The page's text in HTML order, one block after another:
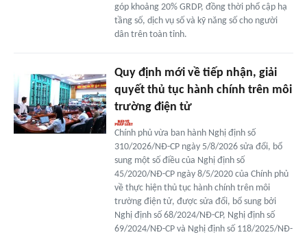
góp khoảng 20% GRDP, đồng thời phổ cập hạ
tầng số, dịch vụ số và kỹ năng số cho người
dân trên toàn tỉnh.
Quy định mới về tiếp nhận, giải
quyết thủ tục hành chính trên môi
trường điện tử
Chính phủ vừa ban hành Nghị định số
310/2026/NĐ-CP ngày 5/8/2026 sửa đổi, bổ
sung một số điều của Nghị định số
45/2020/NĐ-CP ngày 8/5/2020 của Chính phủ
về thực hiện thủ tục hành chính trên môi
trường điện tử, được sửa đổi, bổ sung bởi
Nghị định số 68/2024/NĐ-CP, Nghị định số
69/2024/NĐ-CP và Nghị định số 118/2025/NĐ-